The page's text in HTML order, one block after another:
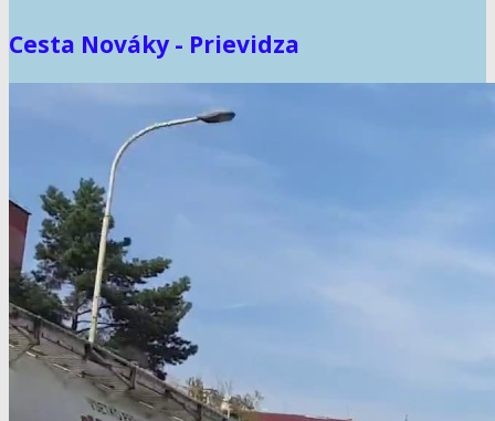
Cesta Nováky - Prievidza